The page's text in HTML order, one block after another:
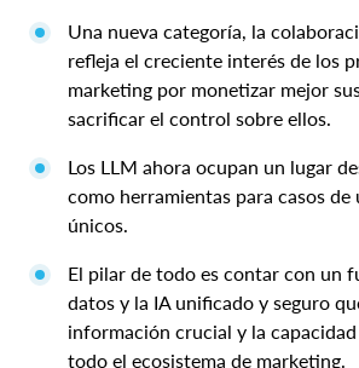
Una nueva categoría, la
refleja el creciente interés de los
marketing por monetizar mejor
sacrificar el control sobre ellos.
Los LLM ahora ocupan un lugar
como herramientas para casos de
únicos.
El pilar de todo es contar con un
datos y la IA unificado y seguro
información crucial y la
todo el ecosistema de marketing.